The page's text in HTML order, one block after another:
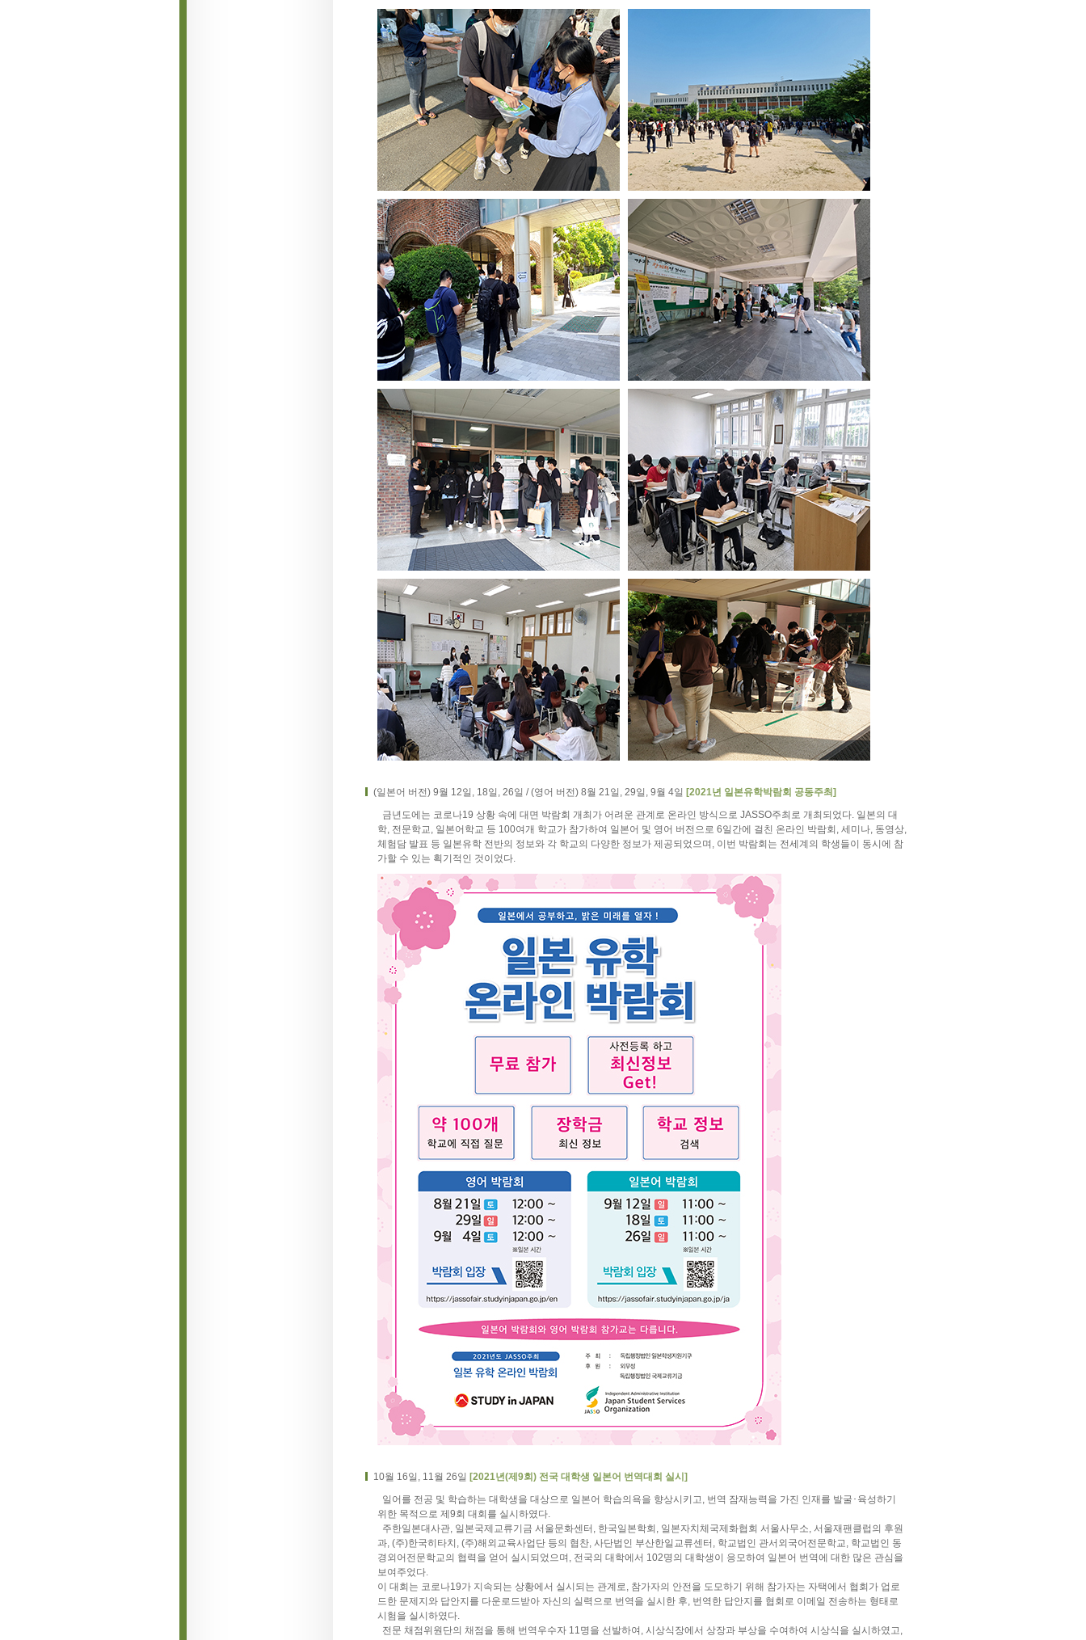
(일본어 버전) 9월 12일, 18일, 26일 / (영어 버전) 8월 21일, 29일, 9월 4일 [2021년 일본유학박람회 공동주최]
금년도에는 코로나19 상황 속에 대면 박람회 개최가 어려운 관계로 온라인 방식으로 JASSO주최로 개최되었다. 일본의 대
학, 전문학교, 일본어학교 등 100여개 학교가 참가하여 일본어 및 영어 버전으로 6일간에 걸친 온라인 박람회, 세미나, 동영상,
체험담 발표 등 일본유학 전반의 정보와 각 학교의 다양한 정보가 제공되었으며, 이번 박람회는 전세계의 학생들이 동시에 참
가할 수 있는 획기적인 것이었다.
10월 16일, 11월 26일 [2021년(제9회) 전국 대학생 일본어 번역대회 실시]
일어를 전공 및 학습하는 대학생을 대상으로 일본어 학습의욕을 향상시키고, 번역 잠재능력을 가진 인재를 발굴･육성하기
위한 목적으로 제9회 대회를 실시하였다.
주한일본대사관, 일본국제교류기금 서울문화센터, 한국일본학회, 일본자치체국제화협회 서울사무소, 서울재팬클럽의 후원
과, (주)한국히타치, (주)해외교육사업단 등의 협찬, 사단법인 부산한일교류센터, 학교법인 관서외국어전문학교, 학교법인 동
경외어전문학교의 협력을 얻어 실시되었으며, 전국의 대학에서 102명의 대학생이 응모하여 일본어 번역에 대한 많은 관심을
보여주었다.
이 대회는 코로나19가 지속되는 상황에서 실시되는 관계로, 참가자의 안전을 도모하기 위해 참가자는 자택에서 협회가 업로
드한 문제지와 답안지를 다운로드받아 자신의 실력으로 번역을 실시한 후, 번역한 답안지를 협회로 이메일 전송하는 형태로
시험을 실시하였다.
전문 채점위원단의 채점을 통해 번역우수자 11명을 선발하여, 시상식장에서 상장과 부상을 수여하여 시상식을 실시하였고,